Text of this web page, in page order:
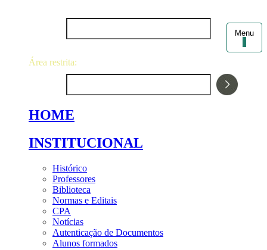
Menu
Área restrita:
HOME
INSTITUCIONAL
Histórico
Professores
Biblioteca
Normas e Editais
CPA
Notícias
Autenticação de Documentos
Alunos formados